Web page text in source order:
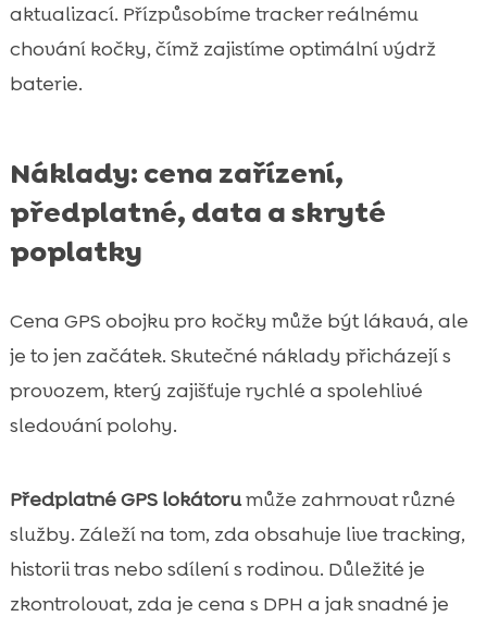
aktualizací. Přízpůsobíme tracker reálnému
chování kočky, čímž zajistíme optimální výdrž
baterie.
Náklady: cena zařízení,
předplatné, data a skryté
poplatky
Cena GPS obojku pro kočky může být lákavá, ale
je to jen začátek. Skutečné náklady přicházejí s
provozem, který zajišťuje rychlé a spolehlivé
sledování polohy.
Předplatné GPS lokátorumůže zahrnovat různé
služby. Záleží na tom, zda obsahuje live tracking,
historii tras nebo sdílení s rodinou. Důležité je
zkontrolovat, zda je cena s DPH a jak snadné je